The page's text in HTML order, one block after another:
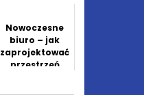
Nowoczesne
biuro – jak
zaprojektować
przestrzeń